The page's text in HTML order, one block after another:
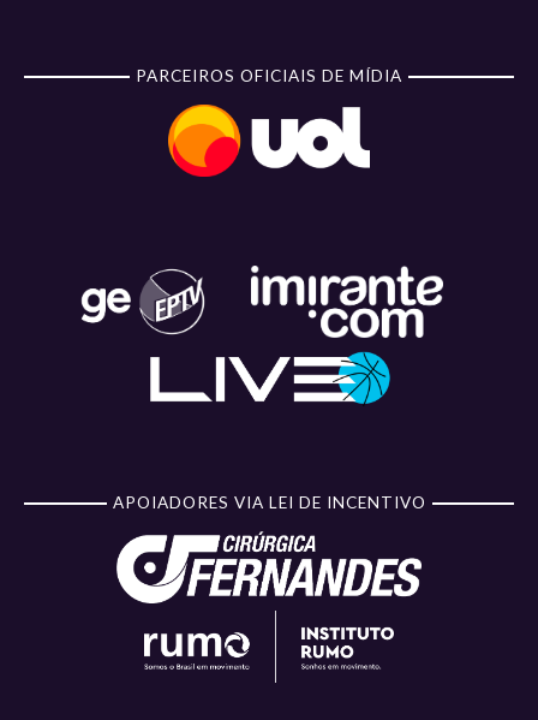
PARCEIROS OFICIAIS DE MÍDIA
APOIADORES VIA LEI DE INCENTIVO